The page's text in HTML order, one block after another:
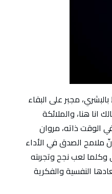
مجبر على البقاء
انا هنا، والملائكة
الوقت ذاته، مروان
ملامح الصدق في الأداء
لعب نجح وتجربته
النفسية والفكرية